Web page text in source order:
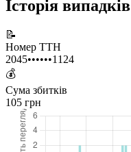
Історія випадків
📝
Номер ТТН
2045••••••1124
💰
Сума збитків
105 грн